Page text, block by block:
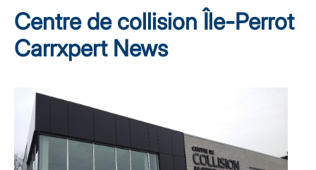
Centre de collision Île-Perrot
Carrxpert News